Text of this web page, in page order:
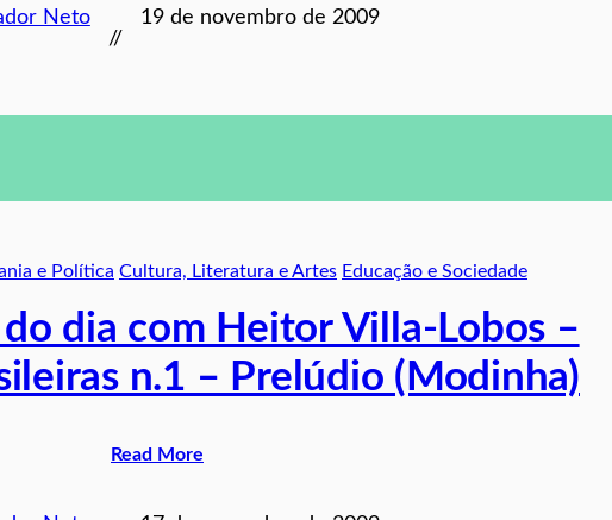
Neto
//
19 de novembro de 2009
e Política Cultura, Literatura e Artes Educação e Sociedade
dia com Heitor Villa-Lobos –
n.1 – Prelúdio (Modinha)
Read More